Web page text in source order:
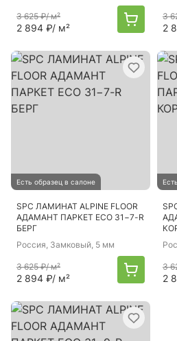
3 625 ₽/ м²
2 894 ₽/ м²
3
2
Есть образец в салоне
SPC ЛАМИНАТ ALPINE FLOOR
АДАМАНТ ПАРКЕТ ECO 31−7-R
БЕРГ
Россия, Замковый, 5 мм
3 625 ₽/ м²
2 894 ₽/ м²
3
2